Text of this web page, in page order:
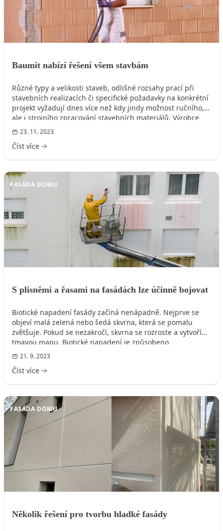
Baumit nabízí řešení všem stavbám
Různé typy a velikosti staveb, odlišné rozsahy prací při
stavebních realizacích či specifické požadavky na konkrétní
projekt vyžadují dnes více než kdy jindy možnost ručního,
ale i strojního zpracování stavebních materiálů. Výrobce
Baumit jde v tomto duchu s dobou.
23. 11. 2023
Číst více
FASÁDA DOMU
S plísněmi a řasami na fasádách lze účinně bojovat
Biotické napadení fasády začíná nenápadně. Nejprve se
objeví malá zelená nebo šedá skvrna, která se pomalu
zvětšuje. Pokud se nezakročí, skvrna se rozroste a vytvoří
tmavou mapu. Biotické napadení je způsobeno
mikroorganismy, které jsou součástí přírody již po miliony
let. Tyto mikroorganismy mohou napadnout i povrchy
stavebních konstrukcí. Nejprve se na fasádě usídlí bakterie,
následují řasy a nakonec plísně.
21. 9. 2023
Číst více
FASÁDA DOMU
Několik řešení pro tvorbu hladké fasády